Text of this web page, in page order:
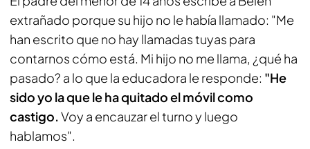
extrañado porque su hijo no le había llamado: "Me
han escrito que no hay llamadas tuyas para
contarnos cómo está. Mi hijo no me llama, ¿qué ha
pasado? a lo que la educadora le responde: "He
sido yo la que le ha quitado el móvil como
castigo.Voy a encauzar el turno y luego
hablamos".